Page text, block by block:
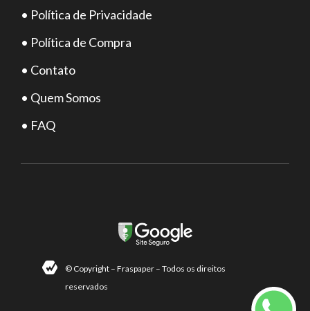
• Política de Privacidade
• Política de Compra
• Contato
• Quem Somos
• FAQ
© Copyright – Fraspaper – Todos os direitos
reservados